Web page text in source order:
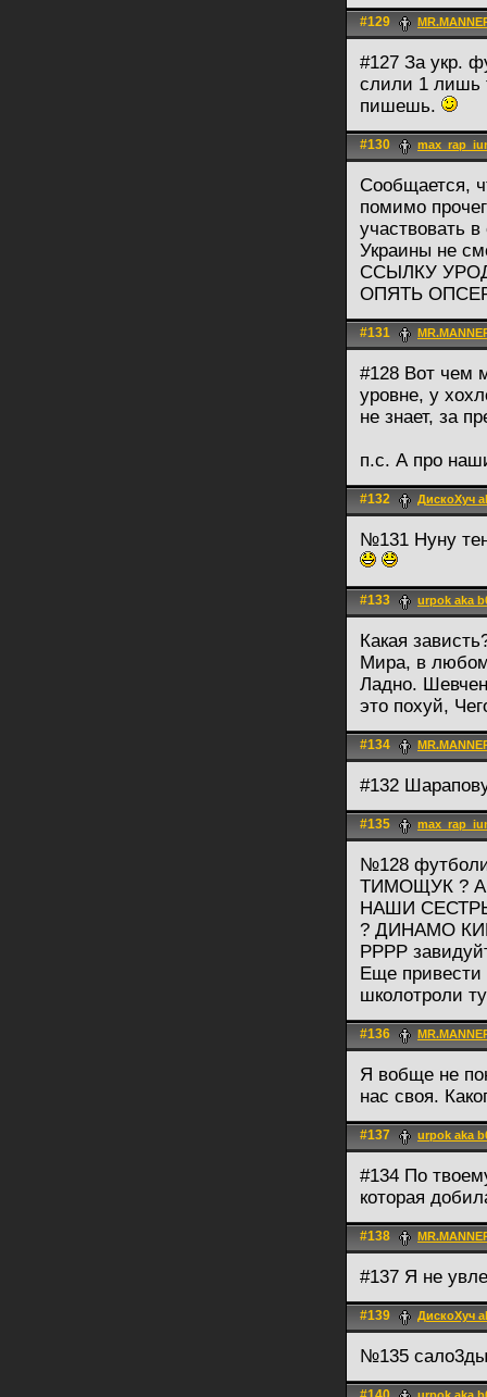
#129
#127 За укр.
слили 1 лишь
пишешь.
#130
Сообщается,
помимо
участвовать
Украины не
ССЫЛКУ
ОПЯТЬ
#131
#128 Вот чем
уровне, у
не знает, за
п.с. А про
#132 ДискоХуч
№131 Нуну
#133 urpok aka
Какая
Мира, в любом
Ладно.
это похуй,
#134
#132
#135
№128
ТИМОЩУК ?
НАШИ СЕСТРЫ
? ДИНАМО
РРРР
Еще привести
школотроли
#136
Я вобще не
нас своя.
#137 urpok aka
#134 По
которая
#138
#137 Я не
#139 ДискоХуч
№135